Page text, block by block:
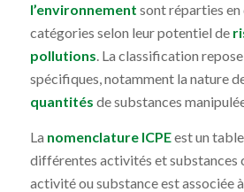
l’environnement sont réparties
catégories selon leur potentiel de
pollutions. La classification
spécifiques, notamment la nature
quantités de substances
La nomenclature ICPEest un
différentes activités et substances
activité ou substance est associée